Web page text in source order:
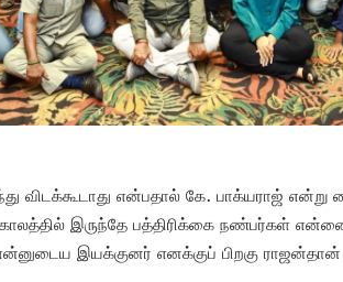
விடக்கூடாது என்பதால் கே. பாக்யராஜ்
இருந்தே பத்திரிக்கை நண்பர்கள் என்னை
இயக்குனர் எனக்குப் பிறகு